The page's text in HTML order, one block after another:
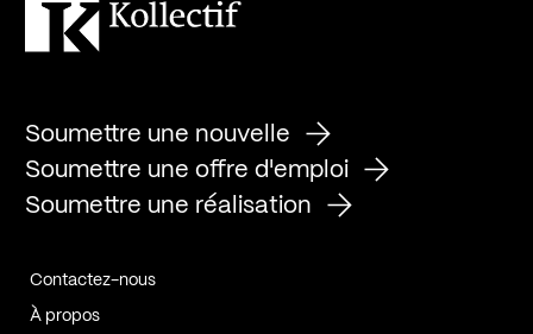
Soumettre une nouvelle
Soumettre une offre d'emploi
Soumettre une réalisation
Contactez-nous
À propos